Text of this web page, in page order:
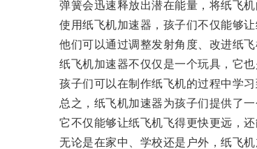
弹簧会迅速释放出潜在能量，将纸飞机
使用纸飞机加速器，孩子们不仅能够让
他们可以通过调整发射角度、改进纸飞
纸飞机加速器不仅仅是一个玩具，它也
孩子们可以在制作纸飞机的过程中学习
总之，纸飞机加速器为孩子们提供了一
它不仅能够让纸飞机飞得更快更远，还
无论是在家中、学校还是户外，纸飞机